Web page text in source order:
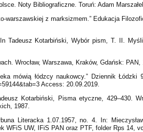
Noty Bibliograficzne. Toruń: Adam
warszawskiej z marksizmem.” Edukacja
Tadeusz Kotarbiński, Wybór pism, T. II.
Wrocław, Warszawa, Kraków, Gdańsk: PAN,
mówią łódzcy naukowcy.” Dziennik Łódzki
Access: 20.09.2019.
Kotarbiński, Pisma etyczne, 429–430.
1987.
Literacka 1.07.1957, no. 4. In:
WFiS UW, IFiS PAN oraz PTF, folder Rps 14,